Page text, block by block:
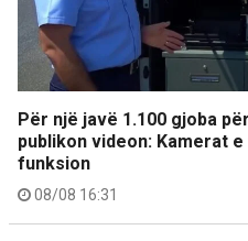
Për një javë 1.100 gjoba
publikon videon: Kamerat
funksion
08/08 16:31